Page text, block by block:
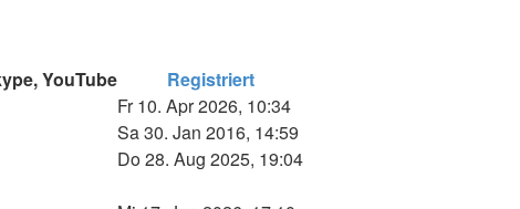
YouTube
Registriert
Fr 10. Apr 2026, 10:34
Sa 30. Jan 2016, 14:59
Do 28. Aug 2025, 19:04